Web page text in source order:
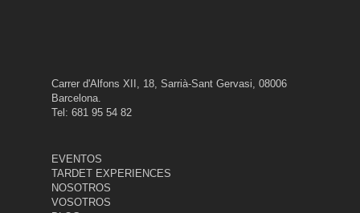
Carrer d'Alfons XII, 18, Sarrià-Sant Gervasi, 08006
Barcelona.
Tel: 681 95 54 82
EVENTOS
TARDET EXPERIENCES
NOSOTROS
VOSOTROS